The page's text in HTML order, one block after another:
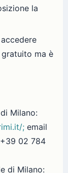
la
ma è
Milano:
; email
02 784
di Milano: